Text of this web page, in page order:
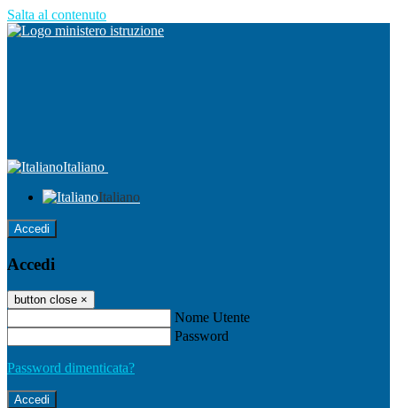
Salta al contenuto
Italiano
Italiano
Accedi
Accedi
button close ×
Nome Utente
Password
Password dimenticata?